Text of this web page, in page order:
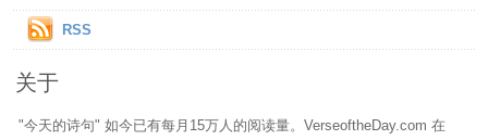
RSS
关于
"今天的诗句" 如今已有每月15万人的阅读量。VerseoftheDay.com 在